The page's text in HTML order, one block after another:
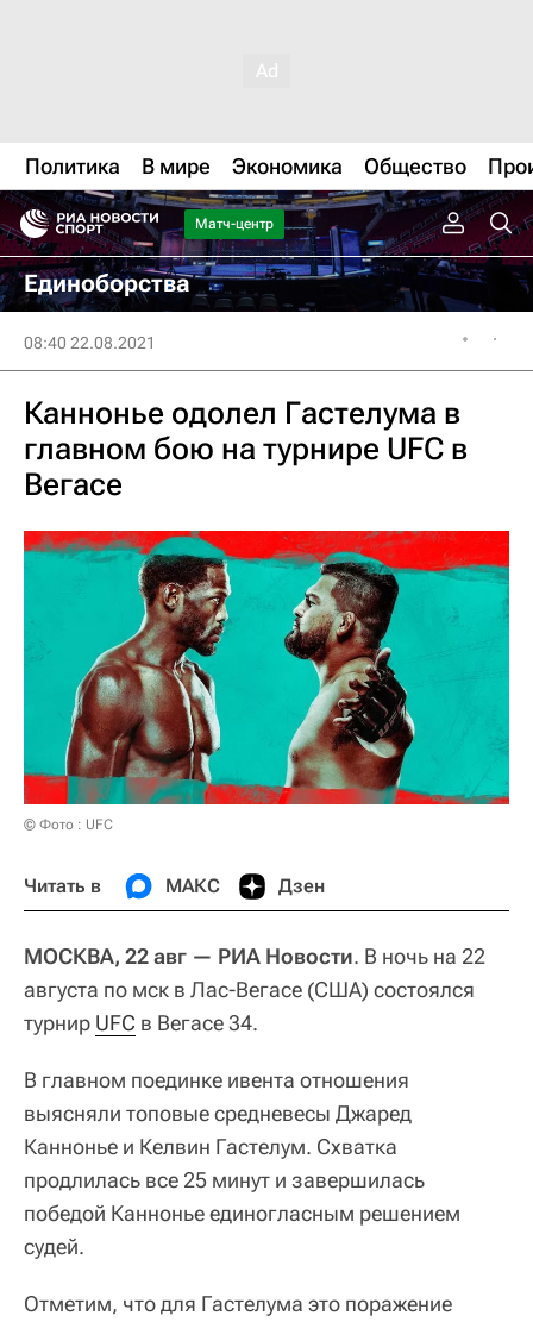
Политика В мире Экономика Общество
Матч-центр
Единоборства
08:40 22.08.2021
Каннонье одолел Гастелума в
главном бою на турнире UFC в
Вегасе
© Фото : UFC
Читать в МАКС Дзен
МОСКВА, 22 авг — РИА Новости. В ночь на 22
августа по мск в Лас-Вегасе (США) состоялся
турнир UFC в Вегасе 34.
В главном поединке ивента отношения
выясняли топовые средневесы Джаред
Каннонье и Келвин Гастелум. Схватка
продлилась все 25 минут и завершилась
победой Каннонье единогласным решением
судей.
Отметим, что для Гастелума это поражение